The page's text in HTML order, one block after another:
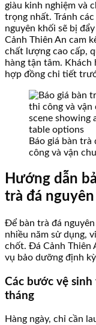
giàu kinh nghiệm và
trọng nhất. Tránh
nguyên khối sẽ bị
Cảnh Thiên An cam
chất lượng cao cấp,
hàng tận tâm. Khách
hợp đồng chi tiết
Báo giá bàn
công và vận
Hướng dẫn
trà đá
Để bàn trà đá
nhiều năm sử dụng,
chốt. Đá Cảnh Thiên
vụ bảo dưỡng định
Các bước vệ sinh
tháng
Hàng ngày, chỉ cần